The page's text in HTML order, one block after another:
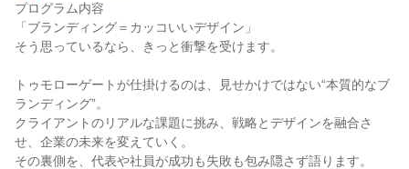
プログラム内容
「ブランディング＝カッコいいデザイン」
そう思っているなら、きっと衝撃を受けます。
トゥモローゲートが仕掛けるのは、見せかけではない“本質的なブ
ランディング”。
クライアントのリアルな課題に挑み、戦略とデザインを融合さ
せ、企業の未来を変えていく。
その裏側を、代表や社員が成功も失敗も包み隠さず語ります。